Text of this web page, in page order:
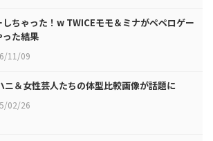
しちゃった！w TWICEモモ＆ミナがペペロゲー
った結果
11/09
ニ＆女性芸人たちの体型比較画像が話題に
02/26